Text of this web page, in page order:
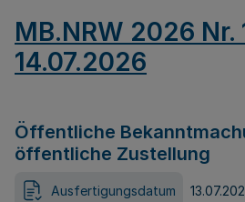
MB.NRW 2026 Nr.
14.07.2026
Öffentliche
öffentliche Zustellung
Ausfertigungsdatum